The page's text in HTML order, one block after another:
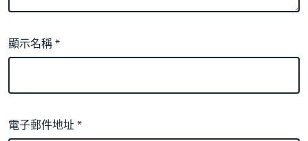
顯示名稱*
電子郵件地址*